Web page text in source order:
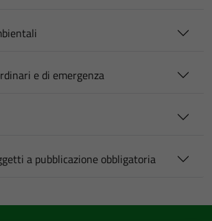
e di emergenza
a pubblicazione obbligatoria